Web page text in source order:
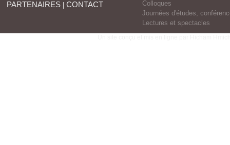
PARTENAIRES| CONTACT
Colloques
Journées d'études,
Lectures et spectacles